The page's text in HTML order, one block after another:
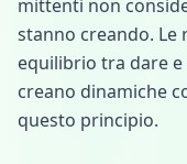
mittenti non
stanno creando. Le
equilibrio tra dare e
creano dinamiche
questo principio.